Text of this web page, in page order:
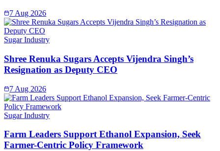
7 Aug 2026
Sugar Industry
Shree Renuka Sugars Accepts Vijendra Singh’s
Resignation as Deputy CEO
7 Aug 2026
Sugar Industry
Farm Leaders Support Ethanol Expansion, Seek
Farmer-Centric Policy Framework